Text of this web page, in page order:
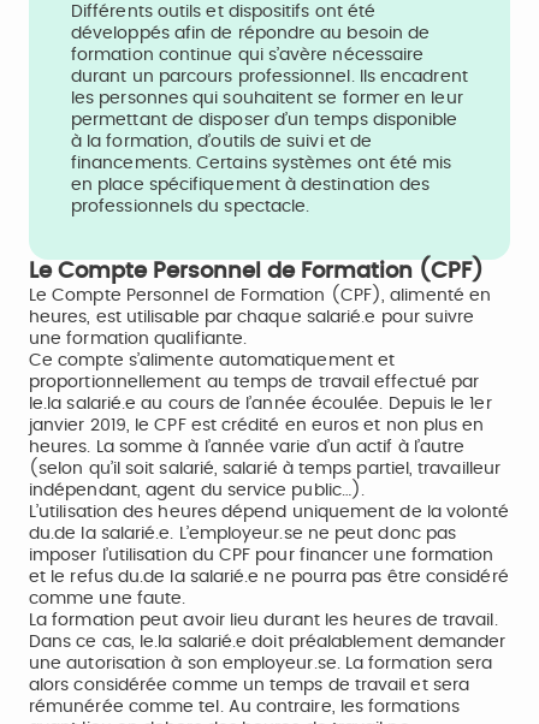
Différents outils et dispositifs ont été
développés afin de répondre au besoin de
formation continue qui s’avère nécessaire
durant un parcours professionnel. Ils encadrent
les personnes qui souhaitent se former en leur
permettant de disposer d’un temps disponible
à la formation, d’outils de suivi et de
financements. Certains systèmes ont été mis
en place spécifiquement à destination des
professionnels du spectacle.
Le Compte Personnel de Formation (CPF)
Le Compte Personnel de Formation (CPF), alimenté en
heures, est utilisable par chaque salarié.e pour suivre
une formation qualifiante.
Ce compte s’alimente automatiquement et
proportionnellement au temps de travail effectué par
le.la salarié.e au cours de l’année écoulée. Depuis le 1er
janvier 2019, le CPF est crédité en euros et non plus en
heures. La somme à l’année varie d’un actif à l’autre
(selon qu’il soit salarié, salarié à temps partiel, travailleur
indépendant, agent du service public…).
L’utilisation des heures dépend uniquement de la volonté
du.de la salarié.e. L’employeur.se ne peut donc pas
imposer l’utilisation du CPF pour financer une formation
et le refus du.de la salarié.e ne pourra pas être considéré
comme une faute.
La formation peut avoir lieu durant les heures de travail.
Dans ce cas, le.la salarié.e doit préalablement demander
une autorisation à son employeur.se. La formation sera
alors considérée comme un temps de travail et sera
rémunérée comme tel. Au contraire, les formations